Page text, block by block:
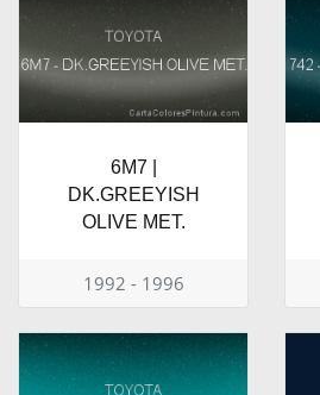
6M7 |
DK.GREEYISH
OLIVE MET.
1992 - 1996